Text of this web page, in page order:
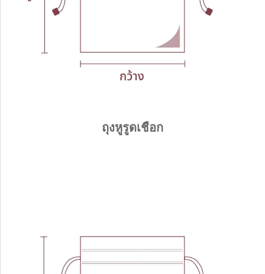
ถุงหูรูดเชือก